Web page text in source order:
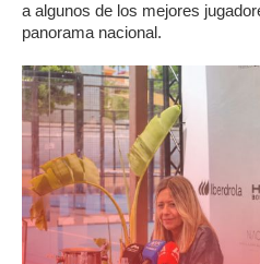
a algunos de los mejores
panorama nacional.